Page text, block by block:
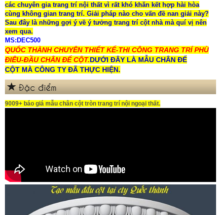
các chuyên gia trang trí nội thất vì rất khó khăn kết hợp hài hòa
cùng không gian trang trí. Giải pháp nào cho vấn đề nan giải này?
Sau đây là những gợi ý về ý tưởng trang trí cột nhà mà quí vị nên
xem qua.
MS:DEC500
QUỐC THÀNH CHUYÊN THIẾT KẾ-THI CÔNG TRANG TRÍ PHÙ
ĐIÊU-ĐẦU CHÂN ĐẾ CỘT.DƯỚI ĐÂY LÀ MẪU CHÂN ĐẾ
CỘT MÀ CÔNG TY ĐÃ THỰC HIỆN.
Đặc điểm
9009+ báo giá mẫu chân cột tròn trang trí nội ngoại thất.